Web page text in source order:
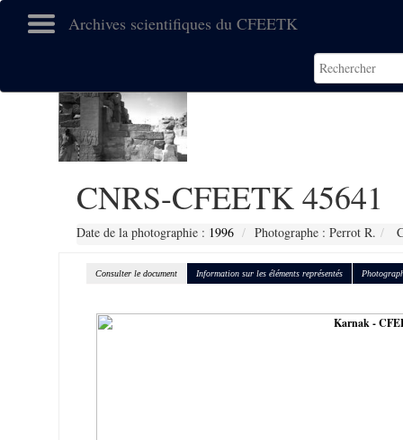
Archives scientifiques du CFEETK
CNRS-CFEETK 45641
Date de la photographie : 1996 Photographe : Perrot R.
Consulter le document Information sur les éléments représentés